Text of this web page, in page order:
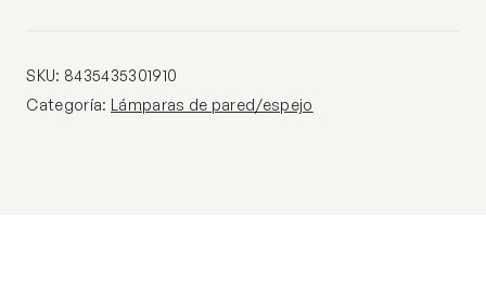
SKU: 8435435301910
Categoría: Lámparas de pared/espejo